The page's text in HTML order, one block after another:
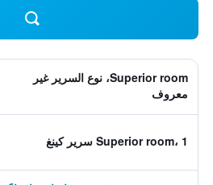
Superior room، نوع السرير غير
معروف
Superior room، 1 سرير كينغ